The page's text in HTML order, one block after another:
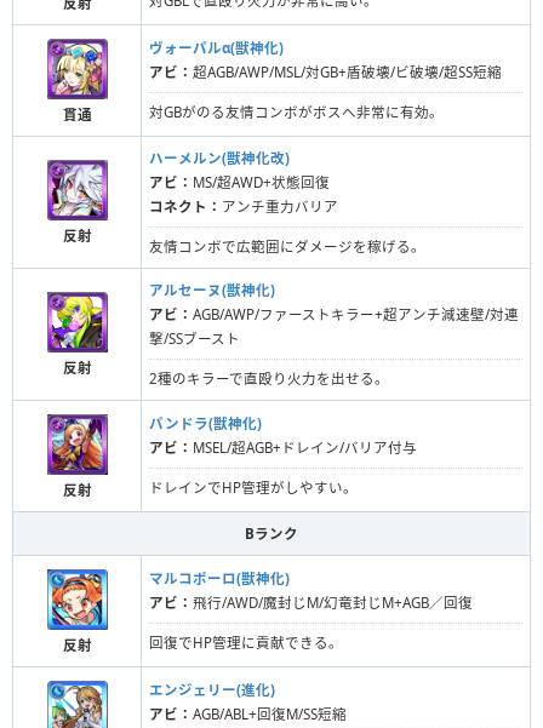
貫通
ヴォーパルα(獣神化)
アビ： 超AGB/AWP/MSL/対GB+盾破壊/ビ破壊/超SS短縮
対GBがのる友情コンボがボスへ非常に有効。
反射
ハーメルン(獣神化改)
アビ： MS/超AWD+状態回復
コネクト： アンチ重力バリア
友情コンボで広範囲にダメージを稼げる。
反射
アルセーヌ(獣神化)
アビ： AGB/AWP/ファーストキラー+超アンチ減速壁/対連
撃/SSブースト
2種のキラーで直殴り火力を出せる。
反射
パンドラ(獣神化)
アビ： MSEL/超AGB+ドレイン/バリア付与
ドレインでHP管理がしやすい。
Bランク
反射
マルコポーロ(獣神化)
アビ： 飛行/AWD/魔封じM/幻竜封じM+AGB／回復
回復でHP管理に貢献できる。
エンジェリー(進化)
アビ： AGB/ABL+回復M/SS短縮